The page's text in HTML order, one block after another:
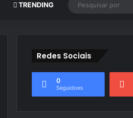
TRENDING
Redes Sociais
0
Seguidoes